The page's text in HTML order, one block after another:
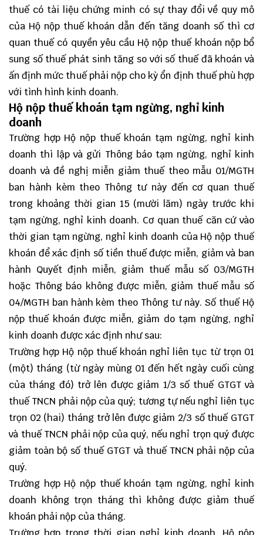
thuế có tài liệu chứng minh có sự thay đổi về quy mô
của Hộ nộp thuế khoán dẫn đến tăng doanh số thì cơ
quan thuế có quyền yêu cầu Hộ nộp thuế khoán nộp bổ
sung số thuế phát sinh tăng so với số thuế đã khoán và
ấn định mức thuế phải nộp cho kỳ ổn định thuế phù hợp
với tình hình kinh doanh.
Hộ nộp thuế khoán tạm ngừng, nghỉ kinh
doanh
Trường hợp Hộ nộp thuế khoán tạm ngừng, nghỉ kinh
doanh thì lập và gửi Thông báo tạm ngừng, nghỉ kinh
doanh và đề nghị miễn giảm thuế theo mẫu 01/MGTH
ban hành kèm theo Thông tư này đến cơ quan thuế
trong khoảng thời gian 15 (mười lăm) ngày trước khi
tạm ngừng, nghỉ kinh doanh. Cơ quan thuế căn cứ vào
thời gian tạm ngừng, nghỉ kinh doanh của Hộ nộp thuế
khoán để xác định số tiền thuế được miễn, giảm và ban
hành Quyết định miễn, giảm thuế mẫu số 03/MGTH
hoặc Thông báo không được miễn, giảm thuế mẫu số
04/MGTH ban hành kèm theo Thông tư này. Số thuế Hộ
nộp thuế khoán được miễn, giảm do tạm ngừng, nghỉ
kinh doanh được xác định như sau:
Trường hợp Hộ nộp thuế khoán nghỉ liên tục từ trọn 01
(một) tháng (từ ngày mùng 01 đến hết ngày cuối cùng
của tháng đó) trở lên được giảm 1/3 số thuế GTGT và
thuế TNCN phải nộp của quý; tương tự nếu nghỉ liên tục
trọn 02 (hai) tháng trở lên được giảm 2/3 số thuế GTGT
và thuế TNCN phải nộp của quý, nếu nghỉ trọn quý được
giảm toàn bộ số thuế GTGT và thuế TNCN phải nộp của
quý.
Trường hợp Hộ nộp thuế khoán tạm ngừng, nghỉ kinh
doanh không trọn tháng thì không được giảm thuế
khoán phải nộp của tháng.